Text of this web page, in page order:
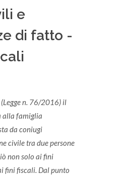
e
di fatto -
n. 76/2016) il
alla famiglia
da coniugi
civile tra due persone
non solo ai fini
fini fiscali. Dal punto